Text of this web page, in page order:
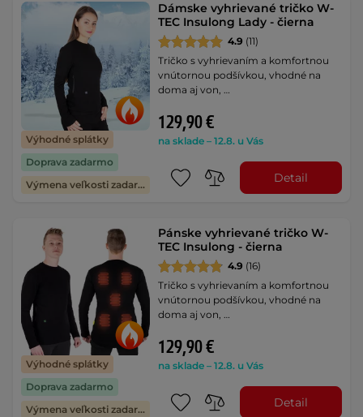
Výhodné splátky
Doprava zadarmo
Výmena veľkosti zadarmo
Dámske vyhrievané tričko W-
TEC Insulong Lady - čierna
4.9 (11)
Tričko s vyhrievaním a komfortnou
vnútornou podšívkou, vhodné na
doma aj von, …
129,90 €
na sklade – 12.8. u Vás
Detail
Výhodné splátky
Doprava zadarmo
Výmena veľkosti zadarmo
Pánske vyhrievané tričko W-
TEC Insulong - čierna
4.9 (16)
Tričko s vyhrievaním a komfortnou
vnútornou podšívkou, vhodné na
doma aj von, …
129,90 €
na sklade – 12.8. u Vás
Detail